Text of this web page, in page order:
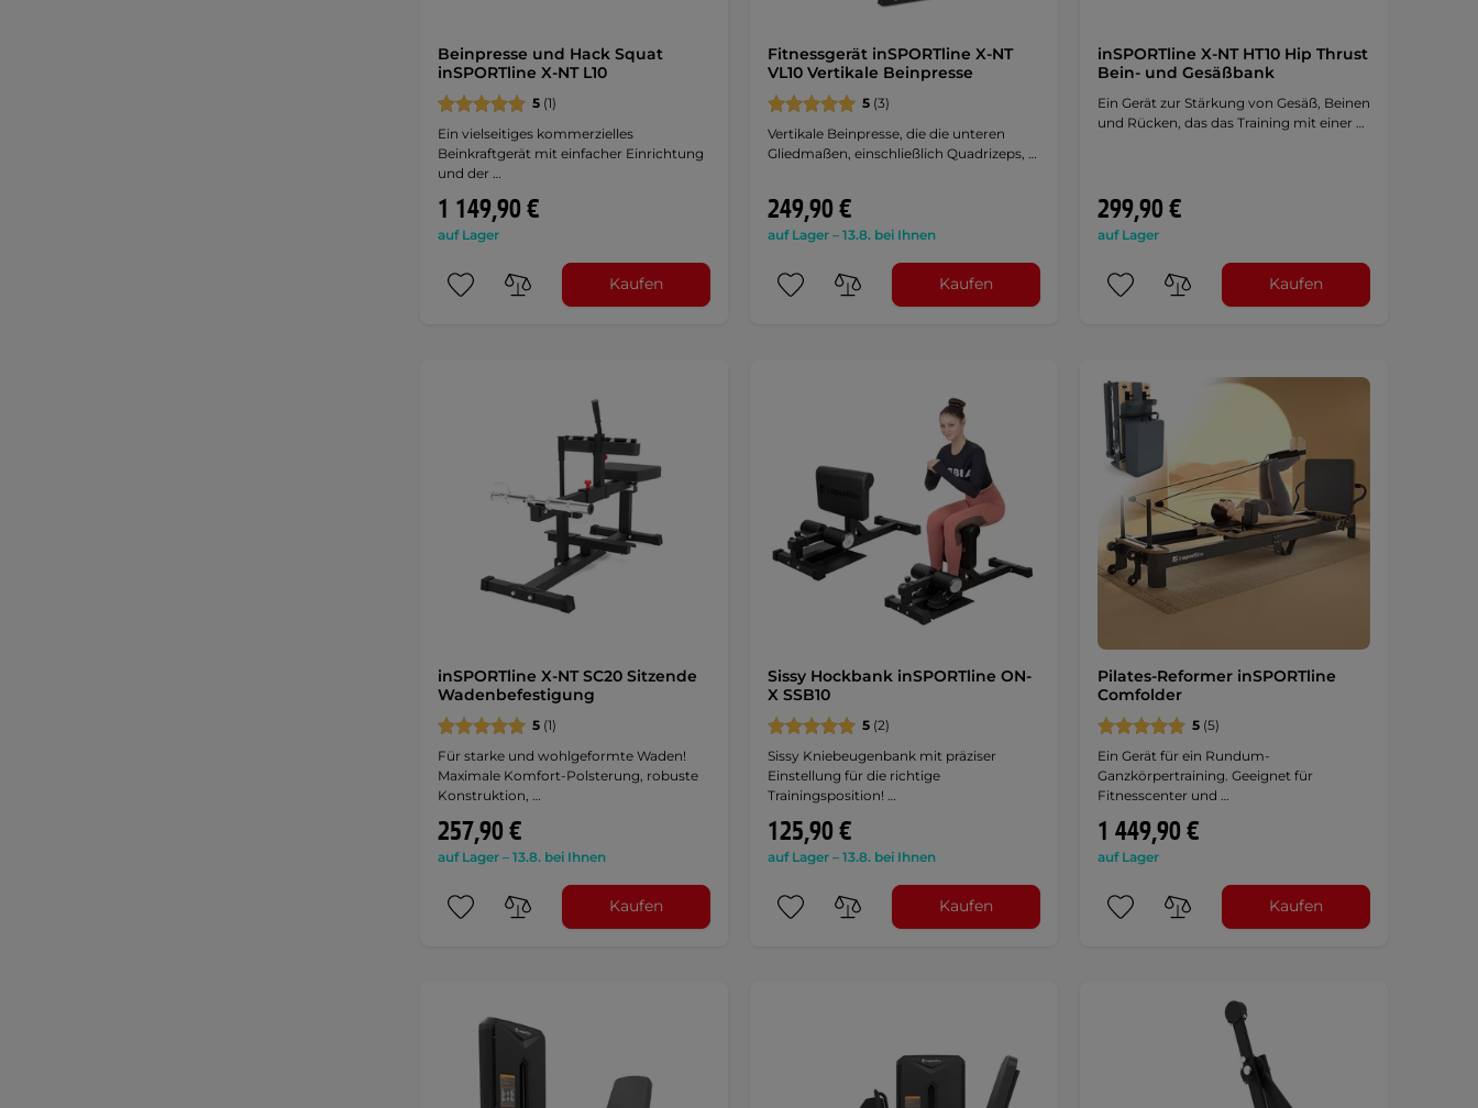
Beinpresse und Hack Squat
inSPORTline X-NT L10
5 (1)
Ein vielseitiges kommerzielles
Beinkraftgerät mit einfacher Einrichtung
und der …
1 149,90 €
auf Lager
Kaufen
Fitnessgerät inSPORTline X-NT
VL10 Vertikale Beinpresse
5(3)
Vertikale Beinpresse, die die unteren
Gliedmaßen, einschließlich Quadrizeps, …
249,90 €
auf Lager – 13.8. bei Ihnen
Kaufen
inSPORTline X-NT HT10 Hip Thrust
Bein- und Gesäßbank
Ein Gerät zur Stärkung von Gesäß, Beinen
und Rücken, das das Training mit einer …
299,90 €
auf Lager
Kaufen
inSPORTline X-NT SC20 Sitzende
Wadenbefestigung
5 (1)
Für starke und wohlgeformte Waden!
Maximale Komfort-Polsterung, robuste
Konstruktion, …
257,90 €
auf Lager – 13.8. bei Ihnen
Kaufen
Sissy Hockbank inSPORTline ON-
X SSB10
5(2)
Sissy Kniebeugenbank mit präziser
Einstellung für die richtige
Trainingsposition! …
125,90 €
auf Lager – 13.8. bei Ihnen
Kaufen
Pilates-Reformer inSPORTline
Comfolder
5(5)
Ein Gerät für ein Rundum-
Ganzkörpertraining. Geeignet für
Fitnesscenter und …
1 449,90 €
auf Lager
Kaufen